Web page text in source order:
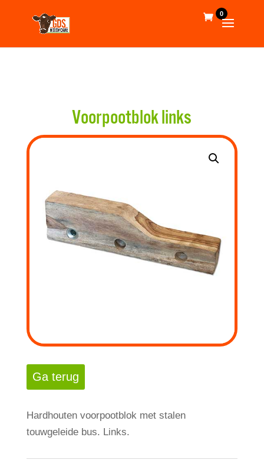
0
Voorpootblok links
Hardhouten voorpootblok met stalen
touwgeleide bus. Links.